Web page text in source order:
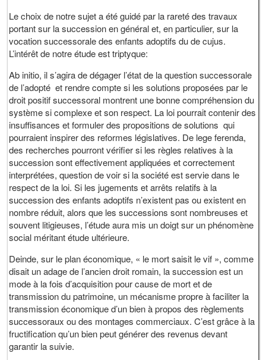
Le choix de notre sujet a été guidé par la rareté des travaux
portant sur la succession en général et, en particulier, sur la
vocation successorale des enfants adoptifs du de cujus.
L’intérêt de notre étude est triptyque:
Ab initio, il s’agira de dégager l’état de la question successorale
de l’adopté et rendre compte si les solutions proposées par le
droit positif successoral montrent une bonne compréhension du
système si complexe et son respect. La loi pourrait contenir des
insuffisances et formuler des propositions de solutions qui
pourraient inspirer des reformes législatives. De lege ferenda,
des recherches pourront vérifier si les règles relatives à la
succession sont effectivement appliquées et correctement
interprétées, question de voir si la société est servie dans le
respect de la loi. Si les jugements et arrêts relatifs à la
succession des enfants adoptifs n’existent pas ou existent en
nombre réduit, alors que les successions sont nombreuses et
souvent litigieuses, l’étude aura mis un doigt sur un phénomène
social méritant étude ultérieure.
Deinde, sur le plan économique, « le mort saisit le vif », comme
disait un adage de l’ancien droit romain, la succession est un
mode à la fois d’acquisition pour cause de mort et de
transmission du patrimoine, un mécanisme propre à faciliter la
transmission économique d’un bien à propos des règlements
successoraux ou des montages commerciaux. C’est grâce à la
fructification qu’un bien peut générer des revenus devant
garantir la suivie.